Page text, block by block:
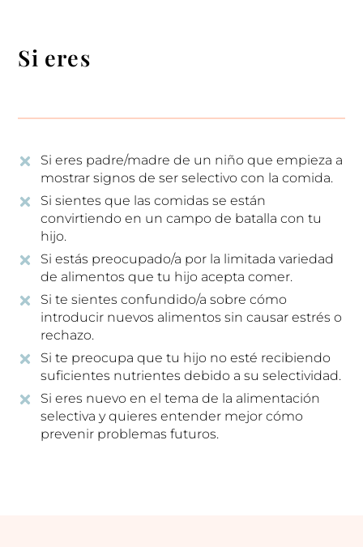
Si eres
Si eres padre/madre de un niño que empieza a
mostrar signos de ser selectivo con la comida.
Si sientes que las comidas se están
convirtiendo en un campo de batalla con tu
hijo.
Si estás preocupado/a por la limitada variedad
de alimentos que tu hijo acepta comer.
Si te sientes confundido/a sobre cómo
introducir nuevos alimentos sin causar estrés o
rechazo.
Si te preocupa que tu hijo no esté recibiendo
suficientes nutrientes debido a su selectividad.
Si eres nuevo en el tema de la alimentación
selectiva y quieres entender mejor cómo
prevenir problemas futuros.